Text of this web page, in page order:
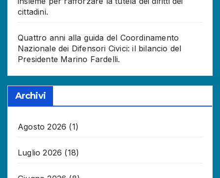
cittadini.
Quattro anni alla guida del Coordinamento
Nazionale dei Difensori Civici: il bilancio del
Presidente Marino Fardelli.
Archivi
Agosto 2026 (1)
Luglio 2026 (18)